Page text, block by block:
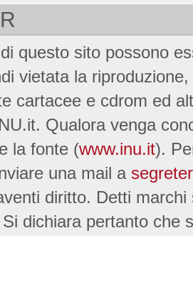
questo sito possono
vietata la
cartacee e cdrom ed
Qualora venga
la fonte (www.inu.it).
una mail a
diritto. Detti
dichiara pertanto che